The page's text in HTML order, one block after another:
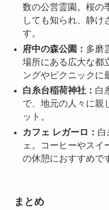
数の公営霊園。桜の
しても知られ、静け
す。
府中の森公園： 多磨
場所にある広大な都
ングやピクニックに
白糸台稲荷神社： 白
で、地元の人々に親
ット。
カフェ レガーロ： 白
ェ。コーヒーやスイ
の休憩におすすめで
まとめ